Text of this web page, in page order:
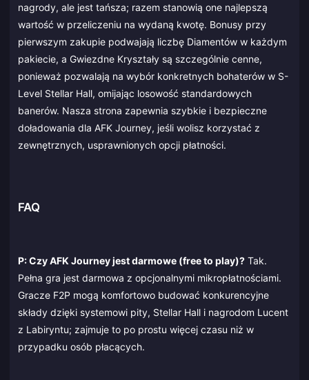
nagrody, ale jest tańsza; razem stanowią one najlepszą
wartość w przeliczeniu na wydaną kwotę. Bonusy przy
pierwszym zakupie podwajają liczbę Diamentów w każdym
pakiecie, a Gwiezdne Kryształy są szczególnie cenne,
ponieważ pozwalają na wybór konkretnych bohaterów w S-
Level Stellar Hall, omijając losowość standardowych
banerów. Nasza strona zapewnia szybkie i bezpieczne
doładowania dla AFK Journey, jeśli wolisz korzystać z
zewnętrznych, usprawnionych opcji płatności.
FAQ
P: Czy AFK Journey jest darmowe (free to play)? Tak.
Pełna gra jest darmowa z opcjonalnymi mikropłatnościami.
Gracze F2P mogą komfortowo budować konkurencyjne
składy dzięki systemowi pity, Stellar Hall i nagrodom Lucent
z Labiryntu; zajmuje to po prostu więcej czasu niż w
przypadku osób płacących.